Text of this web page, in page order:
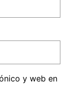
y web en